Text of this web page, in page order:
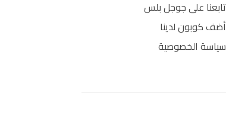
تابعنا على جوجل بلس
أضف كوبون لدينا
سياسة الخصوصية